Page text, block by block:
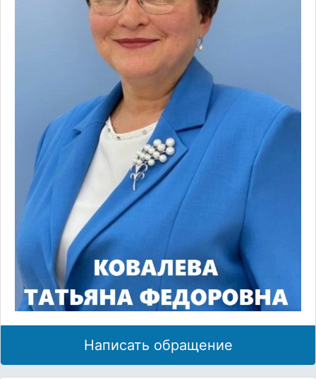
Написать обращение